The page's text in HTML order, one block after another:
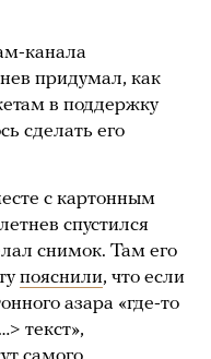
канала
придумал, как
в поддержку
сделать его
с картонным
спустился
снимок. Там его
пояснили, что если
азара «где-то
текст»,